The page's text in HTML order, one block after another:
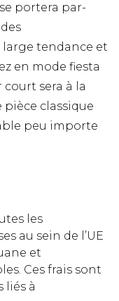
portera par-
tendance et
en mode fiesta
sera à la
pièce classique
peu importe
les
au sein de l’UE
et
Ces frais sont
liés à